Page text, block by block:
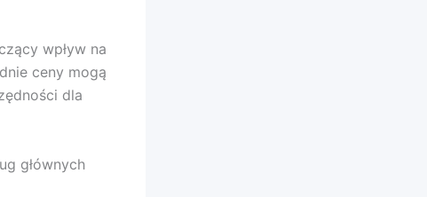
wpływ na
ceny mogą
dla
głównych